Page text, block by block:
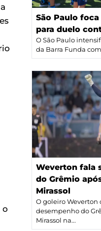
o
São Paulo
para duelo
O São Paulo
da Barra Funda
Weverton fala
do Grêmio
Mirassol
O goleiro Weverton
desempenho do
Mirassol na...